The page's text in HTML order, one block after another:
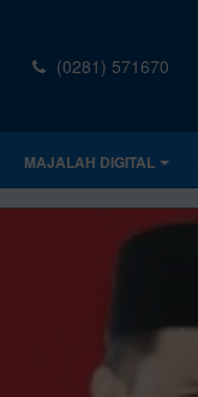
(0281) 571670
MAJALAH DIGITAL